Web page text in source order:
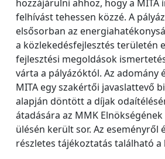
hozzájárulni ahhoz, hogy a MITA
felhívást tehessen közzé. A
elsősorban az
a közlekedésfejlesztés területén
fejlesztési megoldások
várta a pályázóktól. Az adomány
MITA egy szakértői javaslattevő
alapján döntött a díjak
átadására az MMK
ülésén került sor. Az eseményről
részletes tájékoztatás található